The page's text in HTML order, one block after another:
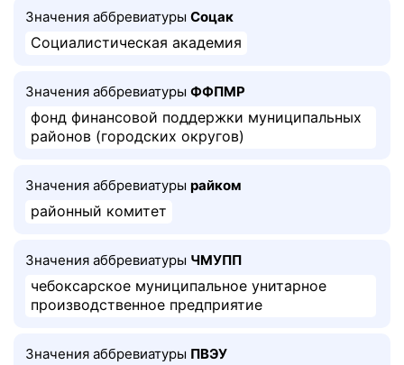
Значения аббревиатуры Соцак
Социалистическая академия
Значения аббревиатуры ФФПМР
фонд финансовой поддержки муниципальных
районов (городских округов)
Значения аббревиатуры райком
районный комитет
Значения аббревиатуры ЧМУПП
чебоксарское муниципальное унитарное
производственное предприятие
Значения аббревиатуры ПВЭУ